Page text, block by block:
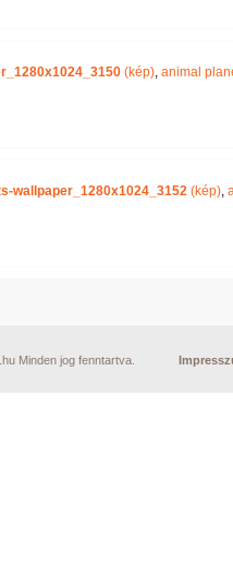
(kép), animal
wallpaper_1280x1024_3152 (kép),
Minden jog fenntartva.